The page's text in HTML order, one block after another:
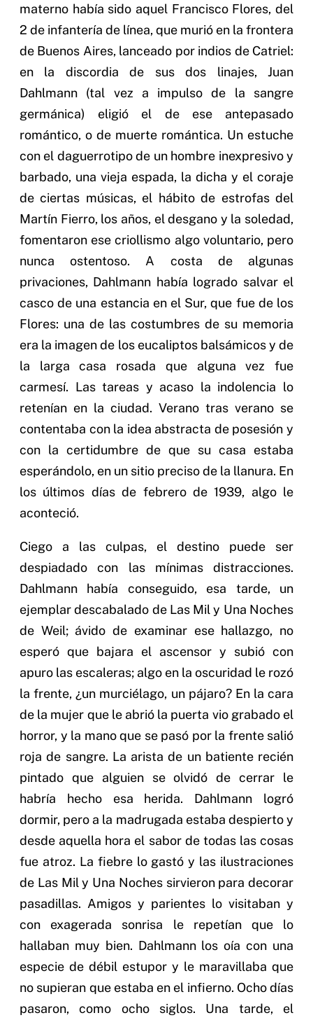
materno había sido aquel Francisco Flores, del
2 de infantería de línea, que murió en la frontera
de Buenos Aires, lanceado por indios de Catriel:
en la discordia de sus dos linajes, Juan
Dahlmann (tal vez a impulso de la sangre
germánica) eligió el de ese antepasado
romántico, o de muerte romántica. Un estuche
con el daguerrotipo de un hombre inexpresivo y
barbado, una vieja espada, la dicha y el coraje
de ciertas músicas, el hábito de estrofas del
Martín Fierro, los años, el desgano y la soledad,
fomentaron ese criollismo algo voluntario, pero
nunca ostentoso. A costa de algunas
privaciones, Dahlmann había logrado salvar el
casco de una estancia en el Sur, que fue de los
Flores: una de las costumbres de su memoria
era la imagen de los eucaliptos balsámicos y de
la larga casa rosada que alguna vez fue
carmesí. Las tareas y acaso la indolencia lo
retenían en la ciudad. Verano tras verano se
contentaba con la idea abstracta de posesión y
con la certidumbre de que su casa estaba
esperándolo, en un sitio preciso de la llanura. En
los últimos días de febrero de 1939, algo le
aconteció.
Ciego a las culpas, el destino puede ser
despiadado con las mínimas distracciones.
Dahlmann había conseguido, esa tarde, un
ejemplar descabalado de Las Mil y Una Noches
de Weil; ávido de examinar ese hallazgo, no
esperó que bajara el ascensor y subió con
apuro las escaleras; algo en la oscuridad le rozó
la frente, ¿un murciélago, un pájaro? En la cara
de la mujer que le abrió la puerta vio grabado el
horror, y la mano que se pasó por la frente salió
roja de sangre. La arista de un batiente recién
pintado que alguien se olvidó de cerrar le
habría hecho esa herida. Dahlmann logró
dormir, pero a la madrugada estaba despierto y
desde aquella hora el sabor de todas las cosas
fue atroz. La fiebre lo gastó y las ilustraciones
de Las Mil y Una Noches sirvieron para decorar
pasadillas. Amigos y parientes lo visitaban y
con exagerada sonrisa le repetían que lo
hallaban muy bien. Dahlmann los oía con una
especie de débil estupor y le maravillaba que
no supieran que estaba en el infierno. Ocho días
pasaron, como ocho siglos. Una tarde, el